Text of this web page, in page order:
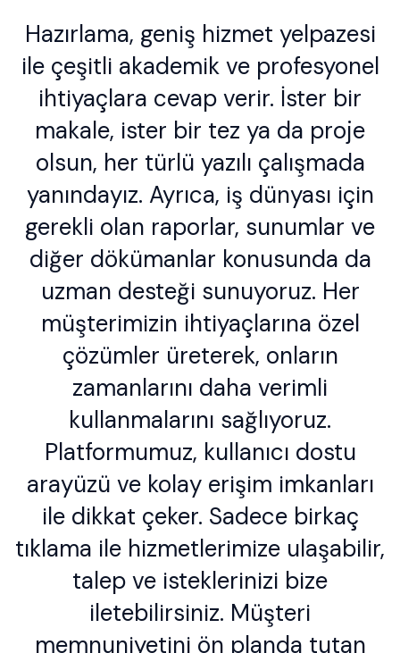
Hazırlama, geniş hizmet yelpazesi
ile çeşitli akademik ve profesyonel
ihtiyaçlara cevap verir. İster bir
makale, ister bir tez ya da proje
olsun, her türlü yazılı çalışmada
yanındayız. Ayrıca, iş dünyası için
gerekli olan raporlar, sunumlar ve
diğer dökümanlar konusunda da
uzman desteği sunuyoruz. Her
müşterimizin ihtiyaçlarına özel
çözümler üreterek, onların
zamanlarını daha verimli
kullanmalarını sağlıyoruz.
Platformumuz, kullanıcı dostu
arayüzü ve kolay erişim imkanları
ile dikkat çeker. Sadece birkaç
tıklama ile hizmetlerimize ulaşabilir,
talep ve isteklerinizi bize
iletebilirsiniz. Müşteri
memnuniyetini ön planda tutan